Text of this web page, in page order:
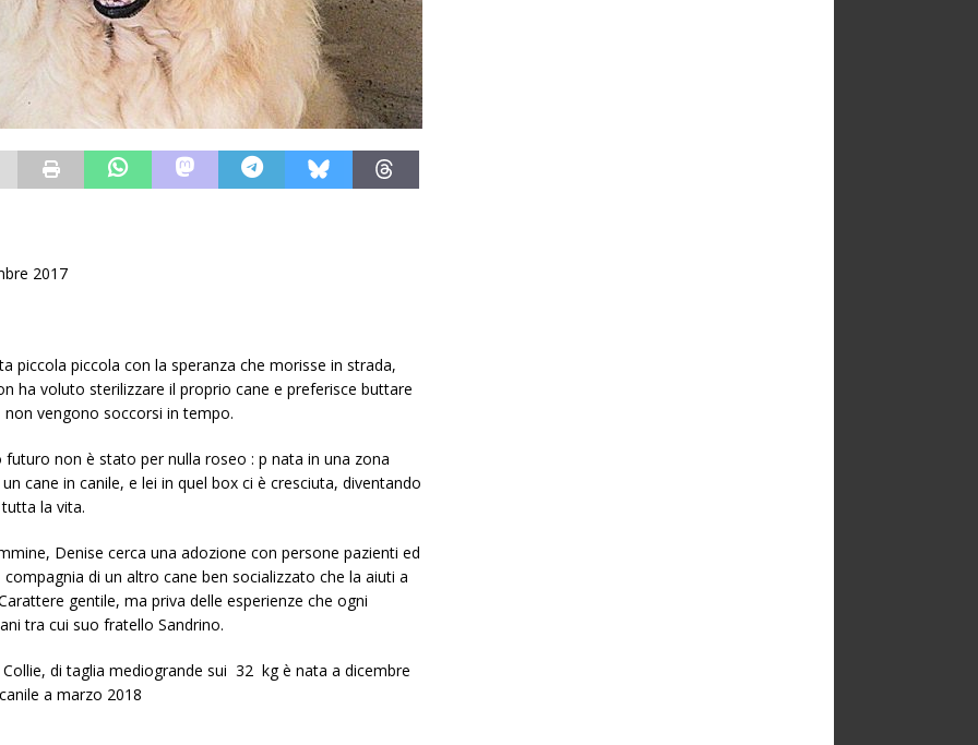
2017
piccola piccola con la speranza che morisse in strada,
ha voluto sterilizzare il proprio cane e preferisce buttare
vengono soccorsi in tempo.
futuro non è stato per nulla roseo : p nata in una zona
cane in canile, e lei in quel box ci è cresciuta, diventando
la vita.
Denise cerca una adozione con persone pazienti ed
di un altro cane ben socializzato che la aiuti a
gentile, ma priva delle esperienze che ogni
tra cui suo fratello Sandrino.
di taglia mediogrande sui 32 kg è nata a dicembre
a marzo 2018